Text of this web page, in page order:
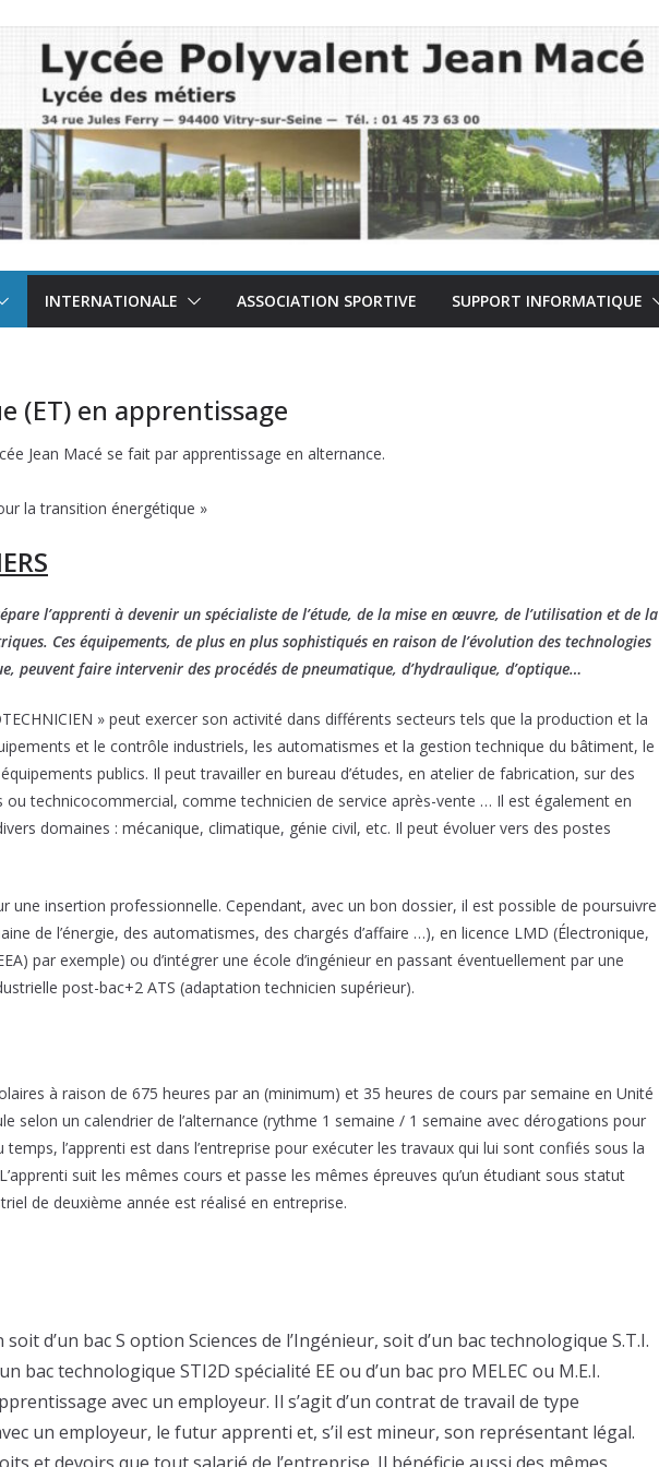
INTERNATIONALE ASSOCIATION SPORTIVE SUPPORT INFORMATIQUE
(ET) en apprentissage
Jean Macé se fait par apprentissage en alternance.
la transition énergétique »
l’apprenti à devenir un spécialiste de l’étude, de la mise en œuvre, de l’utilisation et de la
Ces équipements, de plus en plus sophistiqués en raison de l’évolution des technologies
peuvent faire intervenir des procédés de pneumatique, d’hydraulique, d’optique…
» peut exercer son activité dans différents secteurs tels que la production et la
et le contrôle industriels, les automatismes et la gestion technique du bâtiment, le
publics. Il peut travailler en bureau d’études, en atelier de fabrication, sur des
ou technicocommercial, comme technicien de service après-vente … Il est également en
domaines : mécanique, climatique, génie civil, etc. Il peut évoluer vers des postes
une insertion professionnelle. Cependant, avec un bon dossier, il est possible de poursuivre
de l’énergie, des automatismes, des chargés d’affaire …), en licence LMD (Électronique,
par exemple) ou d’intégrer une école d’ingénieur en passant éventuellement par une
post-bac+2 ATS (adaptation technicien supérieur).
à raison de 675 heures par an (minimum) et 35 heures de cours par semaine en Unité
selon un calendrier de l’alternance (rythme 1 semaine / 1 semaine avec dérogations pour
l’apprenti est dans l’entreprise pour exécuter les travaux qui lui sont confiés sous la
suit les mêmes cours et passe les mêmes épreuves qu’un étudiant sous statut
de deuxième année est réalisé en entreprise.
d’un bac S option Sciences de l’Ingénieur, soit d’un bac technologique S.T.I.
bac technologique STI2D spécialité EE ou d’un bac pro MELEC ou M.E.I.
avec un employeur. Il s’agit d’un contrat de travail de type
un employeur, le futur apprenti et, s’il est mineur, son représentant légal.